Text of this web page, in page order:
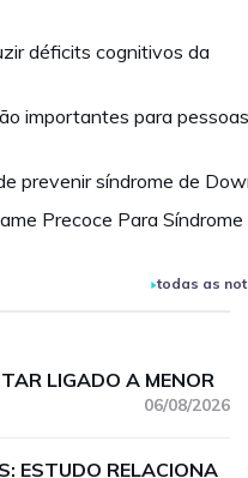
déficits cognitivos da
importantes para pessoas
prevenir síndrome de
Precoce Para Síndrome
todas as
LIGADO A MENOR
06/08/2026
ESTUDO RELACIONA